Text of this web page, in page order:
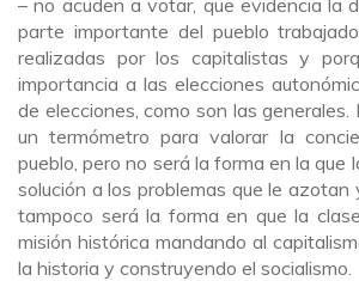
parte importante del pueblo
realizadas por los capitalistas y
importancia a las elecciones
de elecciones, como son las generales.
un termómetro para valorar la
pueblo, pero no será la forma en la que
solución a los problemas que le azotan
tampoco será la forma en que la
misión histórica mandando al
la historia y construyendo el socialismo.